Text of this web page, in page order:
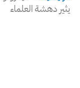
يثير دهشة العلماء